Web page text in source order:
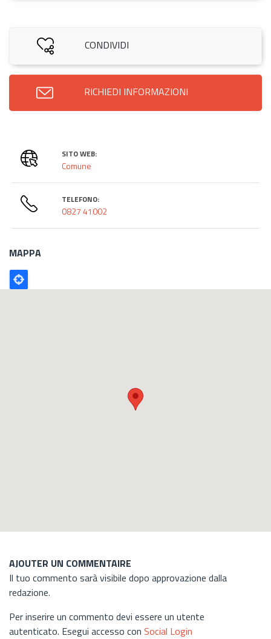
CONDIVIDI
RICHIEDI INFORMAZIONI
SITO WEB:
Comune
TELEFONO:
0827 41002
MAPPA
Poligono
GEO
AJOUTER UN COMMENTAIRE
Il tuo commento sarà visibile dopo approvazione dalla
redazione.
Per inserire un commento devi essere un utente
autenticato. Esegui accesso con Social Login